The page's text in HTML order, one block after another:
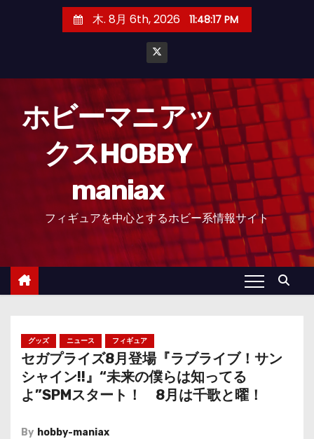
木. 8月 6th, 2026 11:48:18 PM
ホビーマニアッ
クスHOBBY
maniax
フィギュアを中心とするホビー系情報サイト
グッズ ニュース フィギュア
セガプライズ8月登場『ラブライブ！サン
シャイン!!』“未来の僕らは知ってる
よ”SPMスタート！ 8月は千歌と曜！
By hobby-maniax